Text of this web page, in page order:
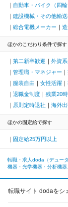
自動車・バイク（四
建設機械・その他輸
総合電機メーカー
ほかのこだわり条件で探す
第二新卒歓迎 外資
管理職・マネジャー
服装自由
女性活躍
退職金制度
残業20
原則定時退社
海外
ほかの固定給で探す
固定給25万円以上
転職・求人doda（デュー
機器・光学機器・分析機器
転職サイト dodaをシ